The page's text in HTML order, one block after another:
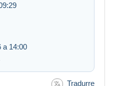
a 14:00
Tradurre